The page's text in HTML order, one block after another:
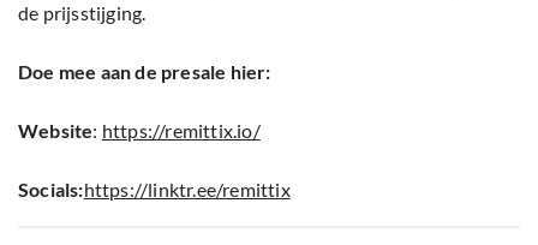
de prijsstijging.
Doe mee aan de presale hier:
Website: https://remittix.io/
Socials:https://linktr.ee/remittix